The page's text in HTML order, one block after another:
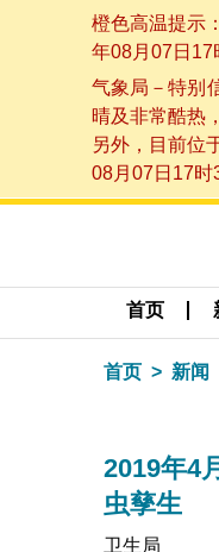
橙色高温提示
年08月07日17
气象局－特别
晴及非常酷热
另外，目前位
08月07日17时
首页
首页 新闻
2019年4
虫孳生
卫生局